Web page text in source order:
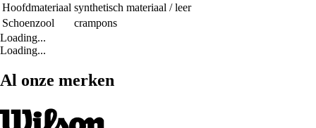
Hoofdmateriaal synthetisch materiaal / leer
Schoenzool
crampons
Loading...
Loading...
Al onze merken